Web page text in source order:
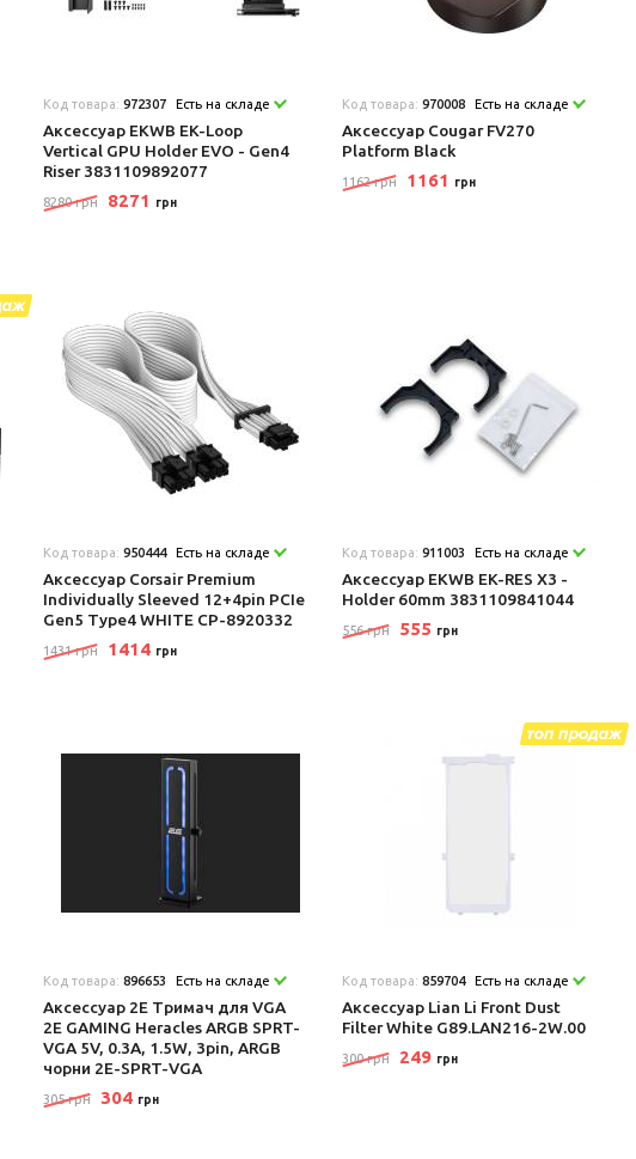
Код товара:972307 Есть на складе
Аксеcсуар EKWB EK-Loop
Vertical GPU Holder EVO - Gen4
Riser 3831109892077
8280 грн 8271 грн
Код товара:970008 Есть на складе
Аксеcсуар Cougar FV270
Platform Black
1162 грн 1161 грн
Код товара:950444 Есть на складе
Аксеcсуар Corsair Premium
Individually Sleeved 12+4pin PCIe
Gen5 Type4 WHITE CP-8920332
1431 грн 1414 грн
Код товара:911003 Есть на складе
Аксеcсуар EKWB EK-RES X3 -
Holder 60mm 3831109841044
556 грн 555 грн
Код товара:896653 Есть на складе
Аксеcсуар 2E Тримач для VGA
2E GAMING Heracles ARGB SPRT-
VGA 5V, 0.3A, 1.5W, 3pin, ARGB
чорни 2E-SPRT-VGA
305 грн 304 грн
Код товара:859704 Есть на складе
Аксеcсуар Lian Li Front Dust
Filter White G89.LAN216-2W.00
300 грн 249 грн